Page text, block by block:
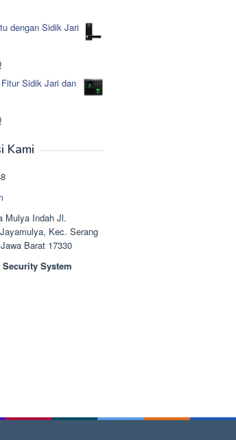
dengan Sidik Jari
Harga
saat
ini
Rp2.668.000.
Sidik Jari dan
Harga
ini
Rp1.378.000.
Kami
Mulya Indah Jl.
Kec. Serang
Barat 17330
System